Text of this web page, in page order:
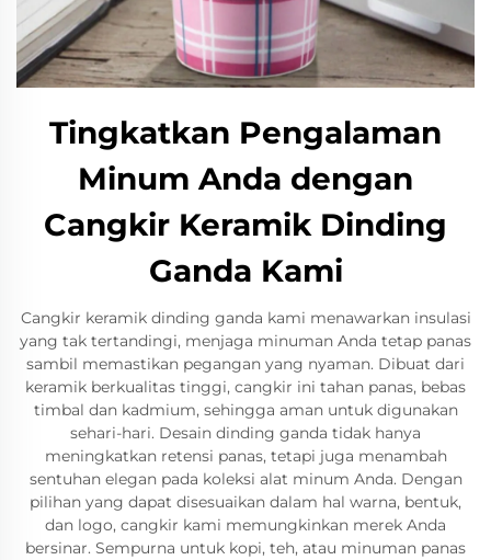
Tingkatkan Pengalaman
Minum Anda dengan
Cangkir Keramik Dinding
Ganda Kami
Cangkir keramik dinding ganda kami menawarkan insulasi
yang tak tertandingi, menjaga minuman Anda tetap panas
sambil memastikan pegangan yang nyaman. Dibuat dari
keramik berkualitas tinggi, cangkir ini tahan panas, bebas
timbal dan kadmium, sehingga aman untuk digunakan
sehari-hari. Desain dinding ganda tidak hanya
meningkatkan retensi panas, tetapi juga menambah
sentuhan elegan pada koleksi alat minum Anda. Dengan
pilihan yang dapat disesuaikan dalam hal warna, bentuk,
dan logo, cangkir kami memungkinkan merek Anda
bersinar. Sempurna untuk kopi, teh, atau minuman panas